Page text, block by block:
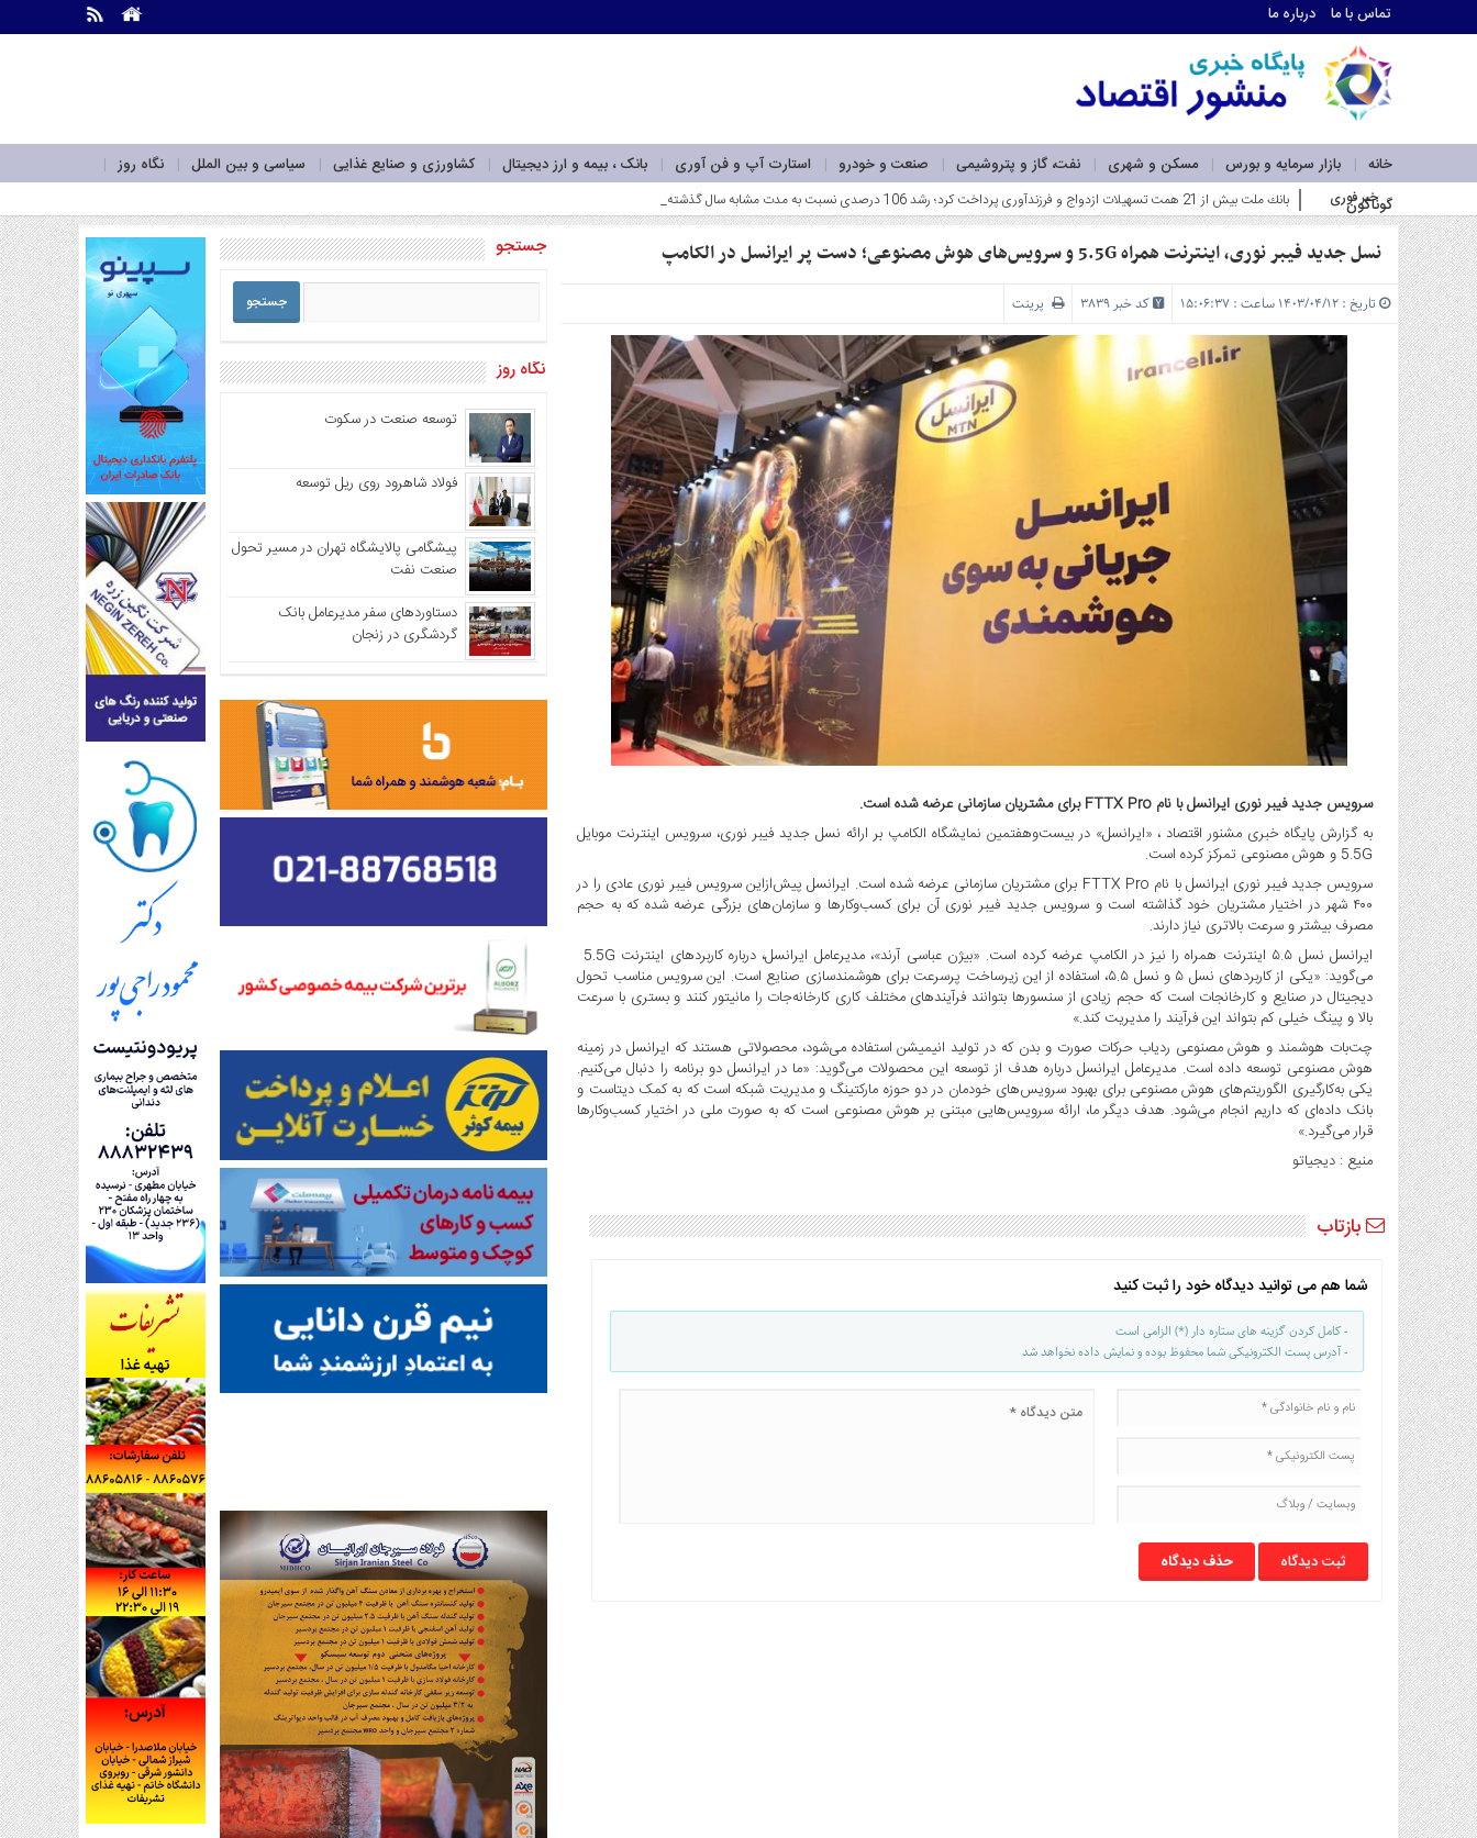
تماس با ما درباره ما
خانه بازار سرمایه و بورس مسکن و شهری نفت، گاز و پتروشیمی صنعت و خودرو استارت آپ و فن آوری بانک ، بیمه و ارز دیجیتال کشاورزی و صنایع غذایی سیاسی و بین الملل
نگاه روز
گوناگون
ما
درباره
سرویس
ها
خانه
بازار
سرمایه
و
بورس
مسکن
و
شهری
نفت،
گاز
و
پتروشیمی
صنعت
و
خودرو
استارت
آپ
و
فن
آوری
بانک
،
بیمه
و
ارز
دیجیتال
کشاورزی
و
صنایع
غذایی
سیاسی
و
بین
الملل
نگاه
روز
گوناگون
خبر فوری فاز اول نیروگاه خورشیدی بهبهان فول_
نسل جدید فیبر نوری، اینترنت همراه 5.5G و سرویس‌های هوش مصنوعی؛ دست پر ایرانسل در الکامپ
تاریخ : ۱۴۰۳/۰۴/۱۲ ساعت : ۱۵:۰۶:۳۷ کد خبر 3839 پرینت
سرویس جدید فیبر نوری ایرانسل با نام FTTX Pro برای مشتریان سازمانی عرضه شده است.
به گزارش پایگاه خبری مشنور اقتصاد ، «ایرانسل» در بیست‌وهفتمین نمایشگاه الکامپ بر ارائه نسل جدید فیبر نوری، سرویس اینترنت موبایل
5.5G و هوش مصنوعی تمرکز کرده است.
سرویس جدید فیبر نوری ایرانسل با نام FTTX Pro برای مشتریان سازمانی عرضه شده است. ایرانسل پیش‌ازاین سرویس فیبر نوری عادی را در
۴۰۰ شهر در اختیار مشتریان خود گذاشته است و سرویس جدید فیبر نوری آن برای کسب‌وکارها و سازمان‌های بزرگی عرضه شده که به حجم
مصرف بیشتر و سرعت بالاتری نیاز دارند.
می‌گوید: «یکی از کاربردهای نسل ۵ و نسل ۵.۵، استفاده از این زیرساخت پرسرعت برای هوشمندسازی صنایع است. این سرویس مناسب تحول
دیجیتال در صنایع و کارخانجات است که حجم زیادی از سنسورها بتوانند فرآیندهای مختلف کاری کارخانه‌جات را مانیتور کنند و بستری با سرعت
بالا و پینگ خیلی کم بتواند این فرآیند را مدیریت کند.»
چت‌بات هوشمند و هوش مصنوعی ردیاب حرکات صورت و بدن که در تولید انیمیشن استفاده می‌شود، محصولاتی هستند که ایرانسل در زمینه
هوش مصنوعی توسعه داده است. مدیرعامل ایرانسل درباره هدف از توسعه این محصولات می‌گوید: «ما در ایرانسل دو برنامه را دنبال می‌کنیم.
یکی به‌کارگیری الگوریتم‌های هوش مصنوعی برای بهبود سرویس‌های خودمان در دو حوزه مارکتینگ و مدیریت شبکه است که به کمک دیتاست و
بانک داده‌ای که داریم انجام می‌شود. هدف دیگر ما، ارائه سرویس‌هایی مبتنی بر هوش مصنوعی است که به صورت ملی در اختیار کسب‌وکارها
قرار می‌گیرد.»
منیع : دیجیاتو
بازتاب
شما هم می توانید دیدگاه خود را ثبت کنید
- کامل کردن گزینه های ستاره دار (*) الزامی است
- آدرس پست الکترونیکی شما محفوظ بوده و نمایش داده نخواهد شد
حذف دیدگاه
جستجو
نگاه روز
توسعه صنعت در سکوت
فولاد شاهرود روی ریل توسعه
پیشگامی پالایشگاه تهران در مسیر تحول
صنعت نفت
دستاوردهای سفر مدیرعامل بانک
گردشگری در زنجان